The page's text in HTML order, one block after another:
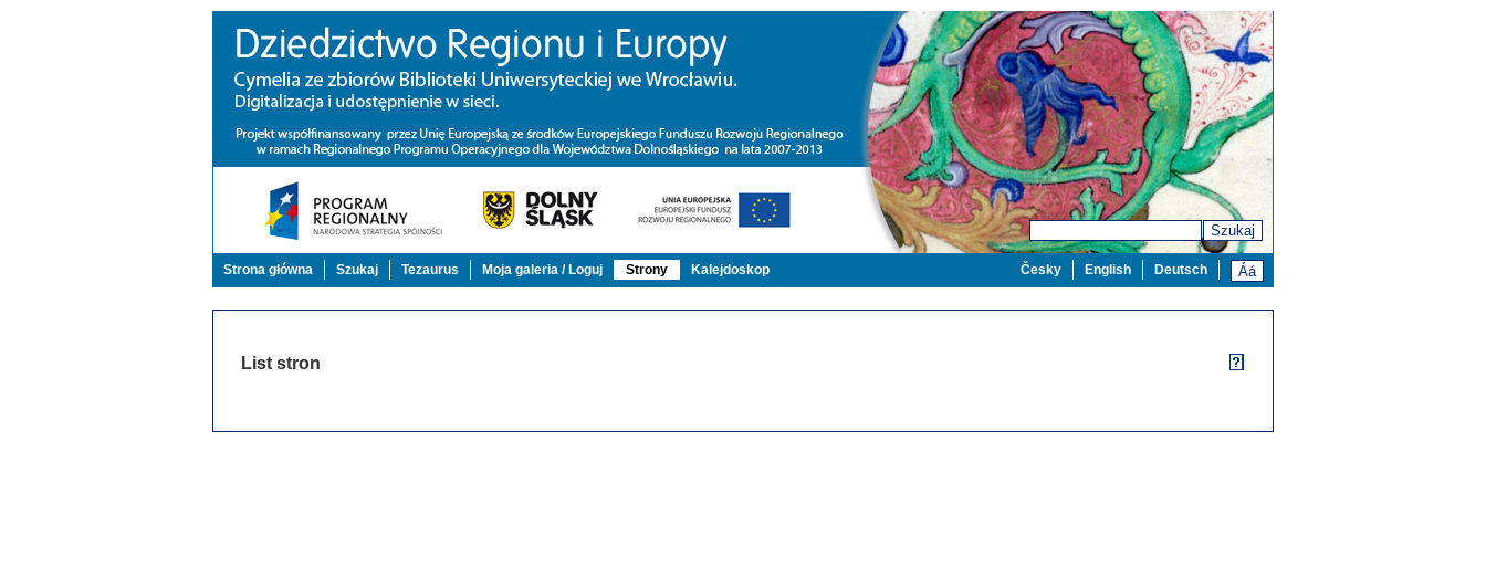
Szukaj
Strona główna Szukaj Tezaurus Moja galeria / Loguj Strony Kalejdoskop Deutsch
English
Česky
List stron